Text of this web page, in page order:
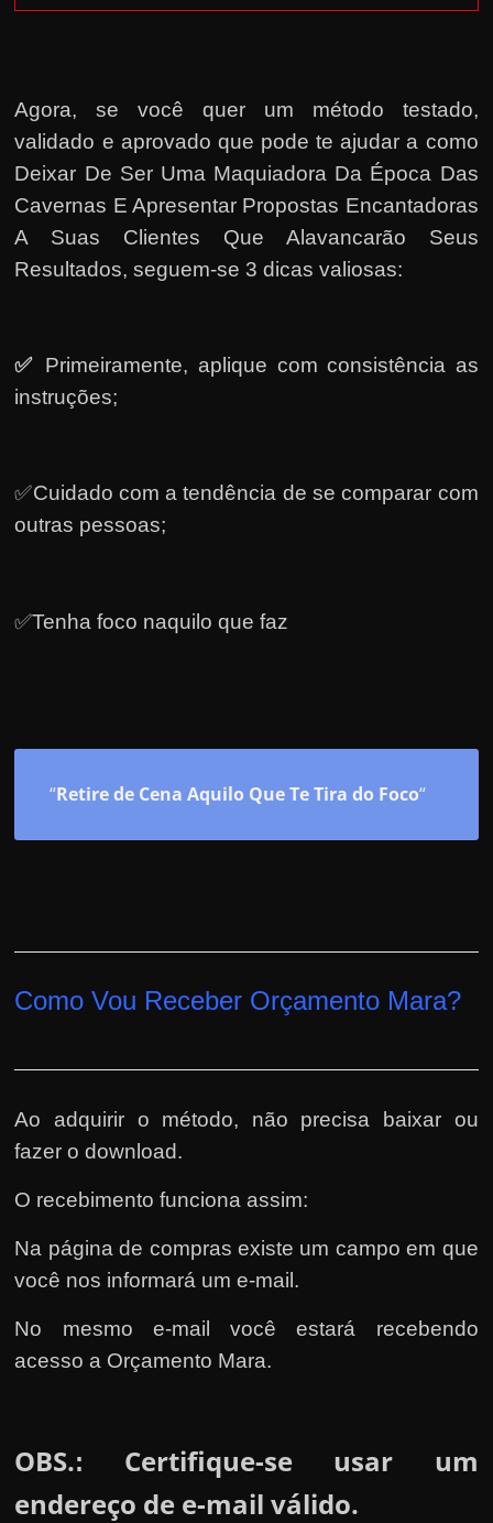
Agora, se você quer um método testado,
validado e aprovado que pode te ajudar a como
Deixar De Ser Uma Maquiadora Da Época Das
Cavernas E Apresentar Propostas Encantadoras
A Suas Clientes Que Alavancarão Seus
Resultados, seguem-se 3 dicas valiosas:
✅ Primeiramente, aplique com consistência as
instruções;
✅Cuidado com a tendência de se comparar com
outras pessoas;
✅Tenha foco naquilo que faz
“Retire de Cena Aquilo Que Te Tira do Foco“
Como Vou Receber Orçamento Mara?
Ao adquirir o método, não precisa baixar ou
fazer o download.
O recebimento funciona assim:
Na página de compras existe um campo em que
você nos informará um e-mail.
No mesmo e-mail você estará recebendo
acesso a Orçamento Mara.
OBS.:
Certifique-se usar um
endereço de e-mail válido.